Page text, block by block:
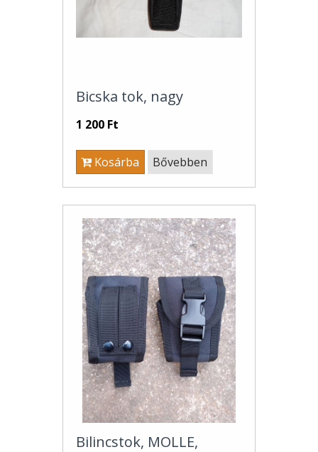
Bicska tok, nagy
1 200 Ft
Kosárba Bővebben
Bilincstok, MOLLE,